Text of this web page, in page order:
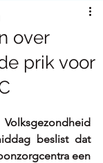
over
prik voor
beslist dat
een